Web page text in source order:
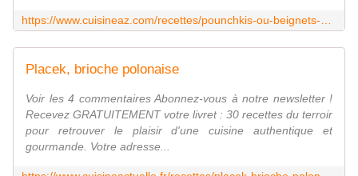
Placek, brioche polonaise
Voir les 4 commentaires Abonnez-vous à notre newsletter !
Recevez GRATUITEMENT votre livret : 30 recettes du terroir
pour retrouver le plaisir d'une cuisine authentique et
gourmande. Votre adresse...